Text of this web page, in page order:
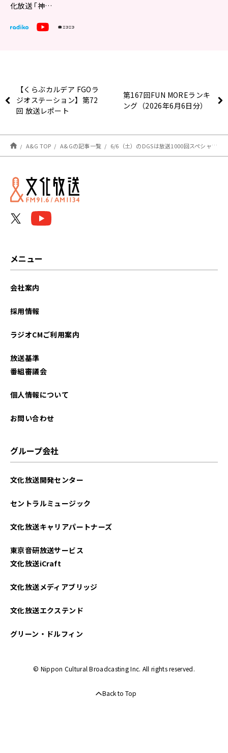
化放送 ｢神…
【くらぶカルデア FGOラ
ジオステーション】第72
回 放送レポート
第167回FUN MOREランキ
ング（2026年6月6日分）
A&G TOP A&Gの記事一覧 6/6（土）のDGSは放送1000回スペシャル！【神谷浩史・小野大輔のDear Girl〜Stories〜】
メニュー
会社案内
採用情報
ラジオCMご利用案内
放送基準
番組審議会
個人情報について
お問い合わせ
グループ会社
文化放送開発センター
セントラルミュージック
文化放送キャリアパートナーズ
東京音研放送サービス
文化放送iCraft
文化放送メディアブリッジ
文化放送エクステンド
グリーン・ドルフィン
© Nippon Cultural Broadcasting Inc. All rights reserved.
Back to Top